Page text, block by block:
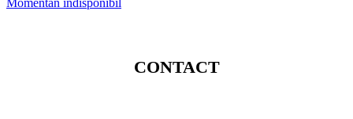
Momentan indisponibil
CONTACT